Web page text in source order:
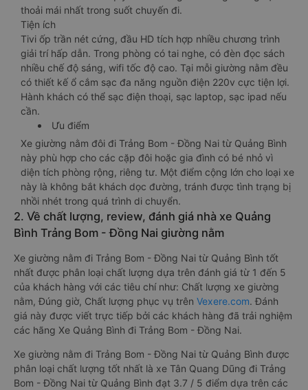
thoải mái nhất trong suốt chuyến đi.
Tiện ích
Tivi ốp trần nét cứng, đầu HD tích hợp nhiều chương trình
giải trí hấp dẫn. Trong phòng có tai nghe, có đèn đọc sách
nhiều chế độ sáng, wifi tốc độ cao. Tại mỗi giường nằm đều
có thiết kế ổ cắm sạc đa năng nguồn điện 220v cực tiện lợi.
Hành khách có thể sạc điện thoại, sạc laptop, sạc ipad nếu
cần.
Ưu điểm
Xe giường nằm đôi đi Trảng Bom - Đồng Nai từ Quảng Bình
này phù hợp cho các cặp đôi hoặc gia đình có bé nhỏ vì
diện tích phòng rộng, riêng tư. Một điểm cộng lớn cho loại xe
này là không bắt khách dọc đường, tránh được tình trạng bị
nhồi nhét trong quá trình di chuyển.
2. Về chất lượng, review, đánh giá nhà xe Quảng
Bình Trảng Bom - Đồng Nai giường nằm
Xe giường nằm đi Trảng Bom - Đồng Nai từ Quảng Bình tốt
nhất được phân loại chất lượng dựa trên đánh giá từ 1 đến 5
của khách hàng với các tiêu chí như: Chất lượng xe giường
nằm, Đúng giờ, Chất lượng phục vụ trên Vexere.com. Đánh
giá này được viết trực tiếp bởi các khách hàng đã trải nghiệm
các hãng Xe Quảng Bình đi Trảng Bom - Đồng Nai.
Xe giường nằm đi Trảng Bom - Đồng Nai từ Quảng Bình được
phân loại chất lượng tốt nhất là xe Tân Quang Dũng đi Trảng
Bom - Đồng Nai từ Quảng Bình đạt 3.7 / 5 điểm dựa trên các